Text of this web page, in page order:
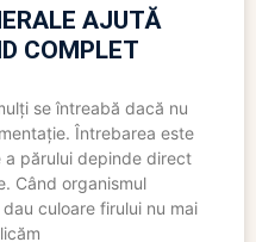
AJUTĂ
COMPLET
se întreabă dacă nu
Întrebarea este
părului depinde direct
Când organismul
culoare firului nu mai